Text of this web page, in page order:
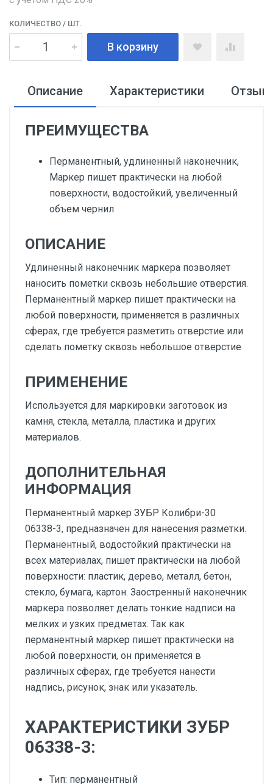
КОЛИЧЕСТВО / ШТ.
В корзину
Описание Характеристики
ПРЕИМУЩЕСТВА
Перманентный, удлиненный наконечник,
Маркер пишет практически на любой
поверхности, водостойкий, увеличенный
объем чернил
ОПИСАНИЕ
Удлиненный наконечник маркера позволяет
наносить пометки сквозь небольшие отверстия.
Перманентный маркер пишет практически на
любой поверхности, применяется в различных
сферах, где требуется разметить отверстие или
сделать пометку сквозь небольшое отверстие
ПРИМЕНЕНИЕ
Используется для маркировки заготовок из
камня, стекла, металла, пластика и других
материалов.
ДОПОЛНИТЕЛЬНАЯ
ИНФОРМАЦИЯ
Перманентный маркер ЗУБР Колибри-30
06338-3, предназначен для нанесения разметки.
Перманентный, водостойкий практически на
всех материалах, пишет практически на любой
поверхности: пластик, дерево, металл, бетон,
стекло, бумага, картон. Заостренный наконечник
маркера позволяет делать тонкие надписи на
мелких и узких предметах. Так как
перманентный маркер пишет практически на
любой поверхности, он применяется в
различных сферах, где требуется нанести
надпись, рисунок, знак или указатель.
ХАРАКТЕРИСТИКИ ЗУБР
06338-3:
Тип: перманентный